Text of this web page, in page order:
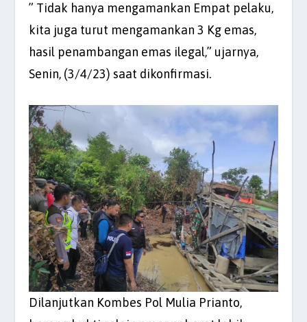
” Tidak hanya mengamankan Empat pelaku,
kita juga turut mengamankan 3 Kg emas,
hasil penambangan emas ilegal,” ujarnya,
Senin, (3/4/23) saat dikonfirmasi.
Dilanjutkan Kombes Pol Mulia Prianto,